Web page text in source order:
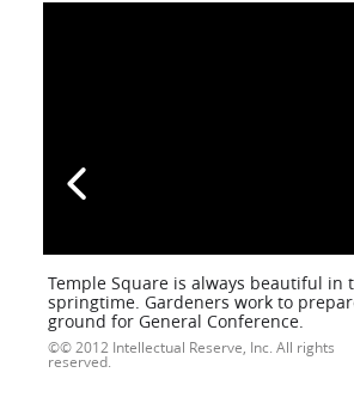
Temple Square is always beautiful in
springtime. Gardeners work to
ground for General Conference.
© 2012 Intellectual Reserve, Inc. All rights
reserved.